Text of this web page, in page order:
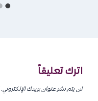
اترك تعليقاً
لن يتم نشر عنوان بريدك الإلكتروني.